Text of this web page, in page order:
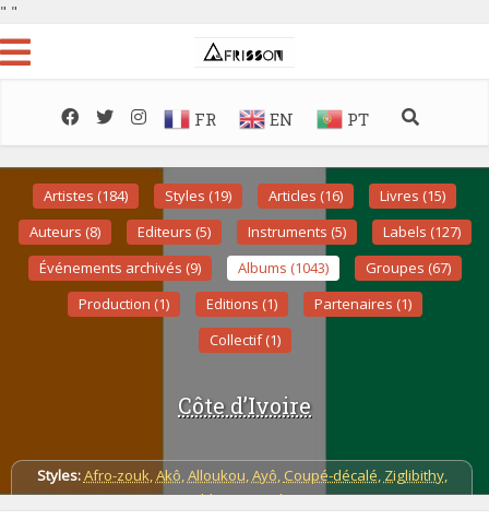
" "
FR EN PT
Artistes (184) Styles (19) Articles (16)
Livres (15)
Auteurs (8)
Editeurs (5) Instruments (5)
Labels (127)
Événements archivés (9)
Albums (1043)
Groupes (67)
Production (1)
Editions (1)
Partenaires (1)
Collectif (1)
Côte d’Ivoire
Styles:Afro-zouk,Akô,Alloukou,Ayô, Coupé-décalé, Ziglibithy,
Zoblazo,Zouglou